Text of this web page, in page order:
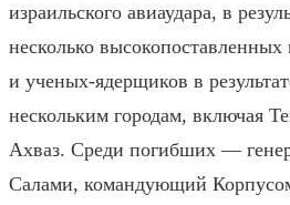
израильского авиаудара, в
несколько
и ученых-ядерщиков в
нескольким городам, включая
Ахваз. Среди погибших —
Салами, командующий